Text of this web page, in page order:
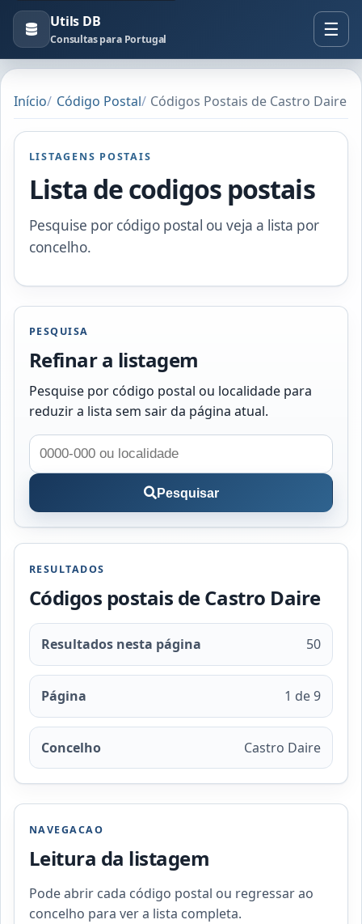
Utils DB
Consultas para Portugal
Início Código Postal Códigos Postais de Castro Daire
LISTAGENS POSTAIS
Lista de codigos postais
Pesquise por código postal ou veja a lista por
concelho.
PESQUISA
Refinar a listagem
Pesquise por código postal ou localidade para
reduzir a lista sem sair da página atual.
Pesquisar
RESULTADOS
Códigos postais de Castro Daire
Resultados nesta página 50
Página 1 de 9
Concelho Castro Daire
NAVEGACAO
Leitura da listagem
Pode abrir cada código postal ou regressar ao
concelho para ver a lista completa.